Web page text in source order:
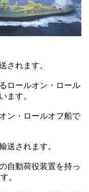
されます。
ロールオン・ロール
ます。
ン・ロールオフ船で
送されます。
自動荷役装置を持っ
。